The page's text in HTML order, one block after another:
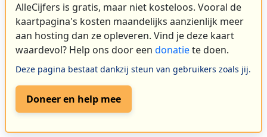
AlleCijfers is gratis, maar niet kosteloos. Vooral de
kaartpagina's kosten maandelijks aanzienlijk meer
aan hosting dan ze opleveren. Vind je deze kaart
waardevol? Help ons door een donatiete doen.
Deze pagina bestaat dankzij steun van gebruikers zoals jij.
Doneer en help mee